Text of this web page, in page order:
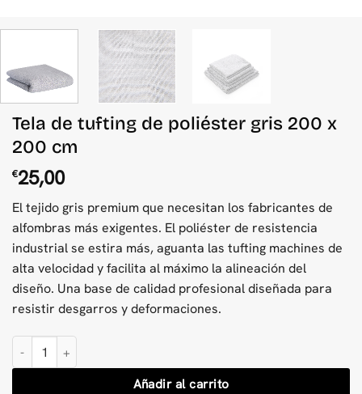
Tela de tufting de poliéster gris 200 x
200 cm
€25,00
El tejido gris premium que necesitan los fabricantes de
alfombras más exigentes. El poliéster de resistencia
industrial se estira más, aguanta las tufting machines de
alta velocidad y facilita al máximo la alineación del
diseño. Una base de calidad profesional diseñada para
resistir desgarros y deformaciones.
Tela de tufting de poliéster gris 200 x 200 cm cantidad
Añadir al carrito